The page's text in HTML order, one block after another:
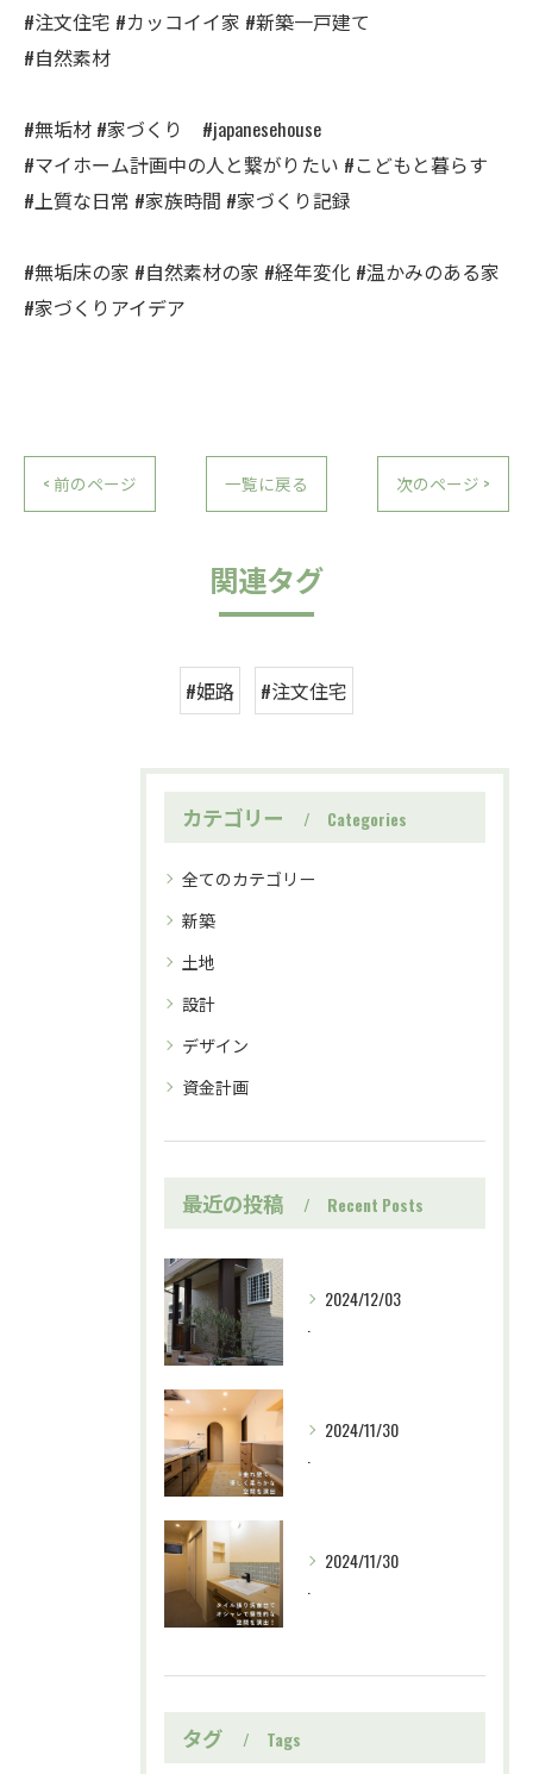
#注文住宅 #カッコイイ家 #新築一戸建て
#自然素材
#無垢材 #家づくり #japanesehouse
#マイホーム計画中の人と繋がりたい #こどもと暮らす
#上質な日常 #家族時間 #家づくり記録
#無垢床の家 #自然素材の家 #経年変化 #温かみのある家
#家づくりアイデア
< 前のページ 一覧に戻る 次のページ >
関連タグ
#姫路 #注文住宅
カテゴリー Categories
全てのカテゴリー
新築
土地
設計
デザイン
資金計画
最近の投稿 Recent Posts
2024/12/03
2024/11/30
2024/11/30
タグ Tags